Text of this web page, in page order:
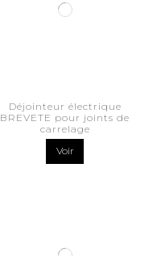
Déjointeur électrique
BREVETE pour joints de
carrelage
Voir